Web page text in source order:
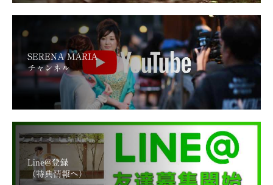
SERENA MARIA
チャンネル
Line@登録
（特典情報へ）